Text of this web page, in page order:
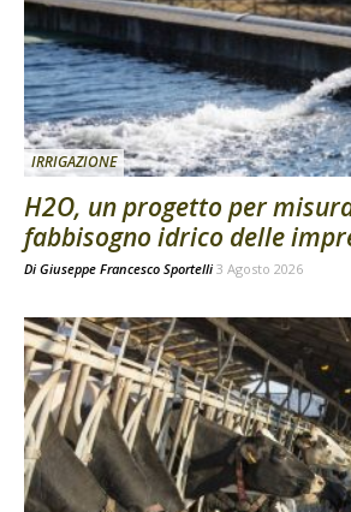
IRRIGAZIONE
H2O, un progetto per
fabbisogno idrico delle
Di Giuseppe Francesco Sportelli 3 Agosto 2026